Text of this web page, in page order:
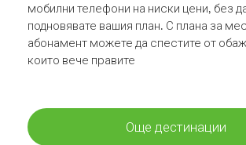
мобилни телефони на ниски цени, без
подновявате вашия план. С плана за
абонамент можете да спестите от
които вече правите
Още дестинации